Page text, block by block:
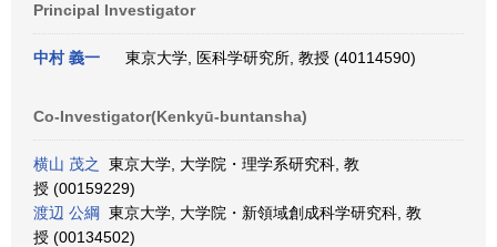
Principal Investigator
中村 義一 東京大学, 医科学研究所, 教授 (40114590)
Co-Investigator(Kenkyū-buntansha)
横山 茂之
東京大学, 大学院・理学系研究科, 教
授 (00159229)
渡辺 公綱
東京大学, 大学院・新領域創成科学研究科, 教
授 (00134502)